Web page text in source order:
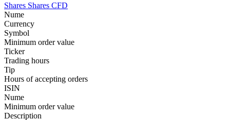
Shares Shares CFD
Nume
Currency
Symbol
Minimum order value
Ticker
Trading hours
Tip
Hours of accepting orders
ISIN
Nume
Minimum order value
Description